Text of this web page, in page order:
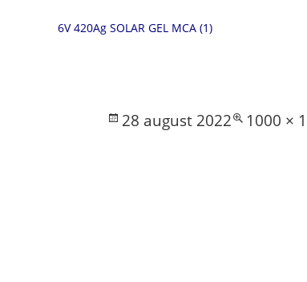
6V 420Ag SOLAR GEL MCA (1)
Posted
28 august 2022
Full
1000 ×